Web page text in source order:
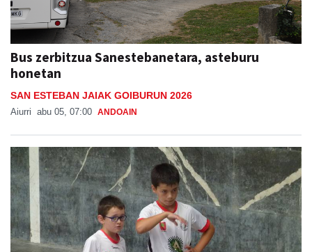
Bus zerbitzua Sanestebanetara, asteburu
honetan
SAN ESTEBAN JAIAK GOIBURUN 2026
Aiurri abu 05, 07:00 ANDOAIN